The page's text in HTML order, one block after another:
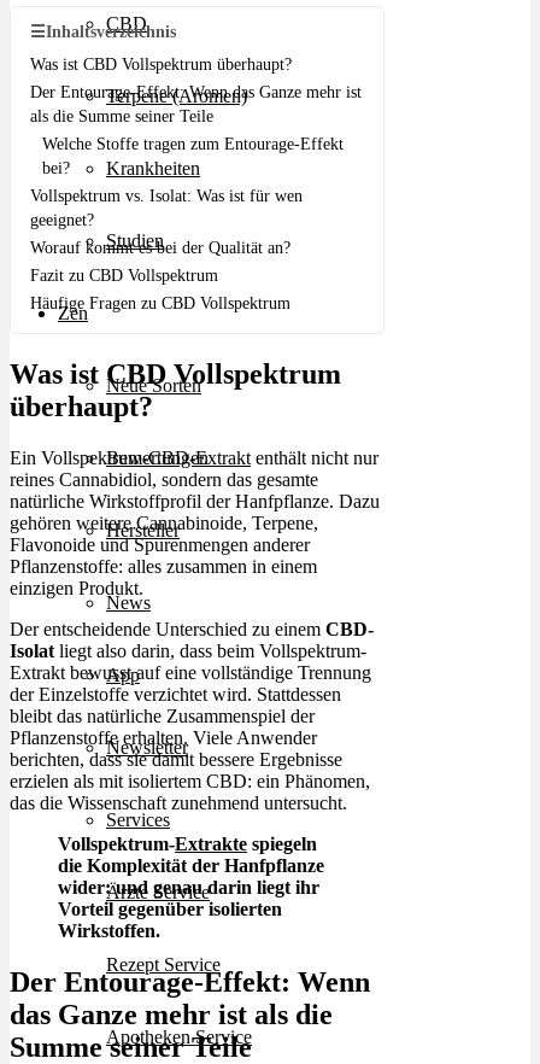
CBD
Terpene (Aromen)
Krankheiten
Studien
Zen
Neue Sorten
Bewertungen
Hersteller
News
App
Newsletter
Services
Ärzte Service
Rezept Service
Apotheken Service
☰Inhaltsverzeichnis
Was ist CBD Vollspektrum überhaupt?
Der Entourage-Effekt: Wenn das Ganze mehr ist
als die Summe seiner Teile
Welche Stoffe tragen zum Entourage-Effekt
bei?
Vollspektrum vs. Isolat: Was ist für wen
geeignet?
Worauf kommt es bei der Qualität an?
Fazit zu CBD Vollspektrum
Häufige Fragen zu CBD Vollspektrum
Was ist CBD Vollspektrum
überhaupt?
Ein Vollspektrum-CBD-Extrakt enthält nicht nur
reines Cannabidiol, sondern das gesamte
natürliche Wirkstoffprofil der Hanfpflanze. Dazu
gehören weitere Cannabinoide, Terpene,
Flavonoide und Spurenmengen anderer
Pflanzenstoffe: alles zusammen in einem
einzigen Produkt.
Der entscheidende Unterschied zu einem CBD-
Isolat liegt also darin, dass beim Vollspektrum-
Extrakt bewusst auf eine vollständige Trennung
der Einzelstoffe verzichtet wird. Stattdessen
bleibt das natürliche Zusammenspiel der
Pflanzenstoffe erhalten. Viele Anwender
berichten, dass sie damit bessere Ergebnisse
erzielen als mit isoliertem CBD: ein Phänomen,
das die Wissenschaft zunehmend untersucht.
Vollspektrum-Extrakte spiegeln
die Komplexität der Hanfpflanze
wider: und genau darin liegt ihr
Vorteil gegenüber isolierten
Wirkstoffen.
Der Entourage-Effekt: Wenn
das Ganze mehr ist als die
Summe seiner Teile